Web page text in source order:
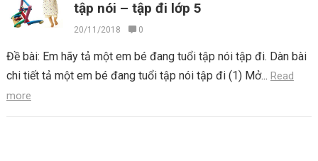
tập nói – tập đi lớp 5
20/11/2018 0
Đề bài: Em hãy tả một em bé đang tuổi tập nói tập đi. Dàn bài
chi tiết tả một em bé đang tuổi tập nói tập đi (1) Mở... Read
more